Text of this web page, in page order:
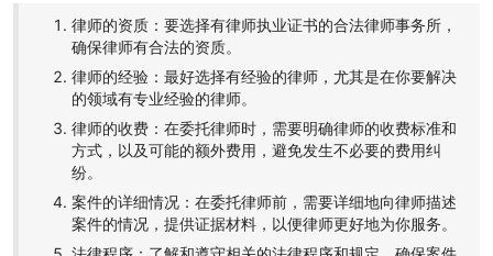
律师的资质：要选择有律师执业证书的合法律师事务所，
确保律师有合法的资质。
律师的经验：最好选择有经验的律师，尤其是在你要解决
的领域有专业经验的律师。
律师的收费：在委托律师时，需要明确律师的收费标准和
方式，以及可能的额外费用，避免发生不必要的费用纠
纷。
案件的详细情况：在委托律师前，需要详细地向律师描述
案件的情况，提供证据材料，以便律师更好地为你服务。